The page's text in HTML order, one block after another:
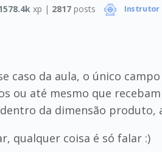
xp | 2817 posts Instrutor
caso da aula, o único
ou até mesmo que
da dimensão produto,
qualquer coisa é só falar :)